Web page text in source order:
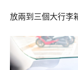
放兩到三個大行李